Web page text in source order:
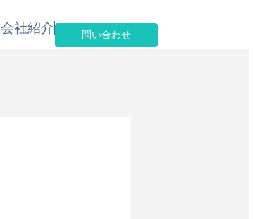
会社紹介 問い合わせ